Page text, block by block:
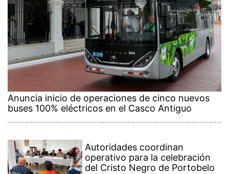
Anuncia inicio de operaciones de cinco nuevos
buses 100% eléctricos en el Casco Antiguo
Autoridades coordinan
operativo para la celebración
del Cristo Negro de Portobelo